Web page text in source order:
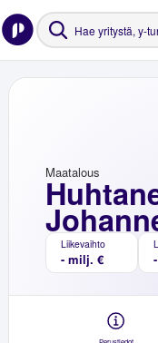
Maatalous
Liikevaihto
- milj. €